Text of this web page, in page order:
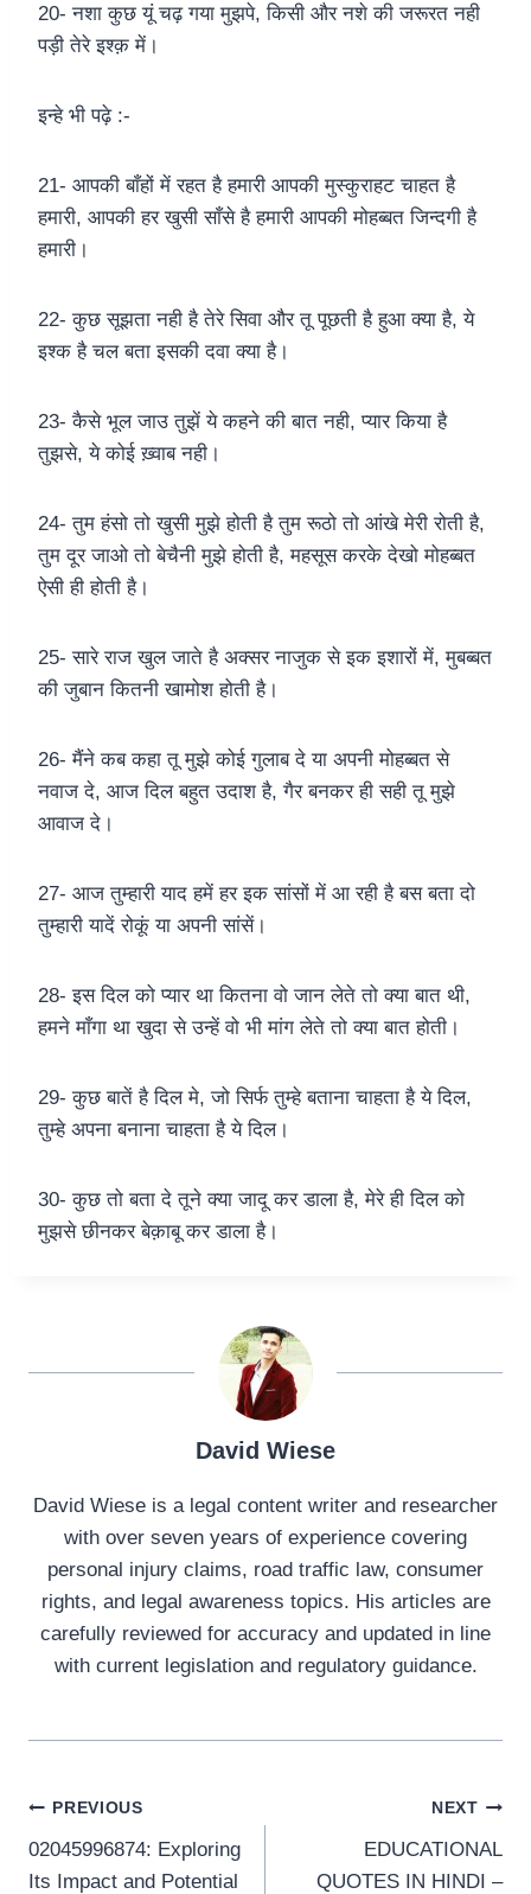
20- नशा कुछ यूं चढ़ गया मुझपे, किसी और नशे की जरूरत नही
पड़ी तेरे इश्क़ में।
इन्हे भी पढ़े :-
21- आपकी बाँहों में रहत है हमारी आपकी मुस्कुराहट चाहत है
हमारी, आपकी हर खुसी साँसे है हमारी आपकी मोहब्बत जिन्दगी है
हमारी।
22- कुछ सूझता नही है तेरे सिवा और तू पूछती है हुआ क्या है, ये
इश्क है चल बता इसकी दवा क्या है।
23- कैसे भूल जाउ तुझें ये कहने की बात नही, प्यार किया है
तुझसे, ये कोई ख़्वाब नही।
24- तुम हंसो तो खुसी मुझे होती है तुम रूठो तो आंखे मेरी रोती है,
तुम दूर जाओ तो बेचैनी मुझे होती है, महसूस करके देखो मोहब्बत
ऐसी ही होती है।
25- सारे राज खुल जाते है अक्सर नाजुक से इक इशारों में, मुबब्बत
की जुबान कितनी खामोश होती है।
26- मैंने कब कहा तू मुझे कोई गुलाब दे या अपनी मोहब्बत से
नवाज दे, आज दिल बहुत उदाश है, गैर बनकर ही सही तू मुझे
आवाज दे।
27- आज तुम्हारी याद हमें हर इक सांसों में आ रही है बस बता दो
तुम्हारी यादें रोकूं या अपनी सांसें।
28- इस दिल को प्यार था कितना वो जान लेते तो क्या बात थी,
हमने माँगा था खुदा से उन्हें वो भी मांग लेते तो क्या बात होती।
29- कुछ बातें है दिल मे, जो सिर्फ तुम्हे बताना चाहता है ये दिल,
तुम्हे अपना बनाना चाहता है ये दिल।
30- कुछ तो बता दे तूने क्या जादू कर डाला है, मेरे ही दिल को
मुझसे छीनकर बेक़ाबू कर डाला है।
David Wiese
David Wiese is a legal content writer and researcher
with over seven years of experience covering
personal injury claims, road traffic law, consumer
rights, and legal awareness topics. His articles are
carefully reviewed for accuracy and updated in line
with current legislation and regulatory guidance.
Post
navigation
PREVIOUS
02045996874: Exploring
Its Impact and Potential
NEXT
EDUCATIONAL
QUOTES IN HINDI –